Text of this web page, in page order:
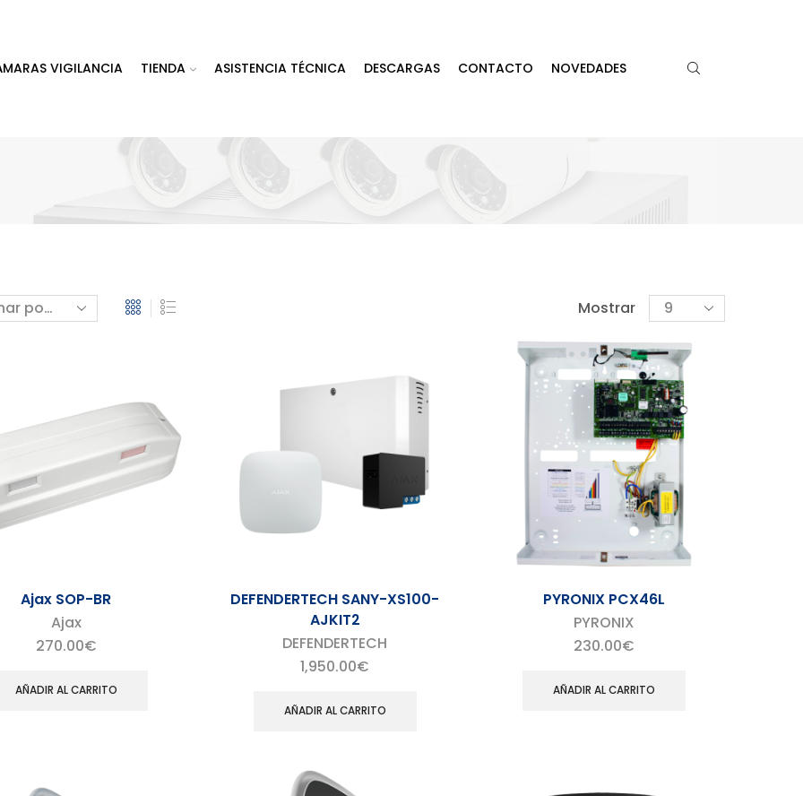
VIGILANCIA TIENDA ASISTENCIA TÉCNICA DESCARGAS CONTACTO NOVEDADES
Mostrar
Ajax SOP-BR
Ajax
270.00€
AÑADIR AL CARRITO
DEFENDERTECH SANY-XS100-
AJKIT2
DEFENDERTECH
1,950.00€
AÑADIR AL CARRITO
PYRONIX PCX46L
PYRONIX
230.00€
AÑADIR AL CARRITO